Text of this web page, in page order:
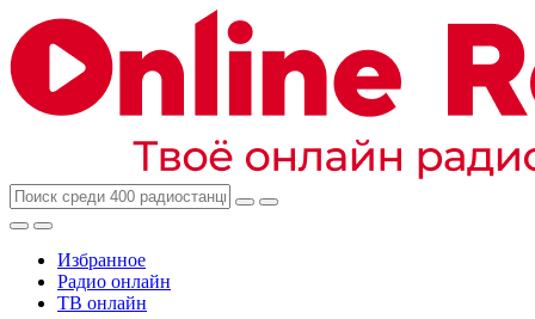
Избранное
Радио онлайн
ТВ онлайн